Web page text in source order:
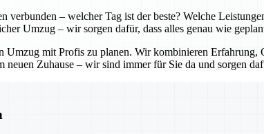
verbunden – welcher Tag ist der beste? Welche
Umzug – wir sorgen dafür, dass alles genau wie
Umzug mit Profis zu planen. Wir kombinieren
neuen Zuhause – wir sind immer für Sie da und sorgen